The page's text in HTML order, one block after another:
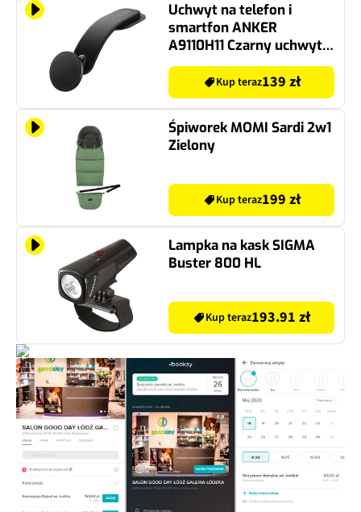
Uchwyt na telefon i
smartfon ANKER
A9110H11 Czarny uchwyt
samochodowy na deskę
rozdzielcząKup teraz139 zł
Śpiworek MOMI Sardi 2w1
Zielony
Kup teraz199 zł
Lampka na kask SIGMA
Buster 800 HL
Kup teraz193.91 zł